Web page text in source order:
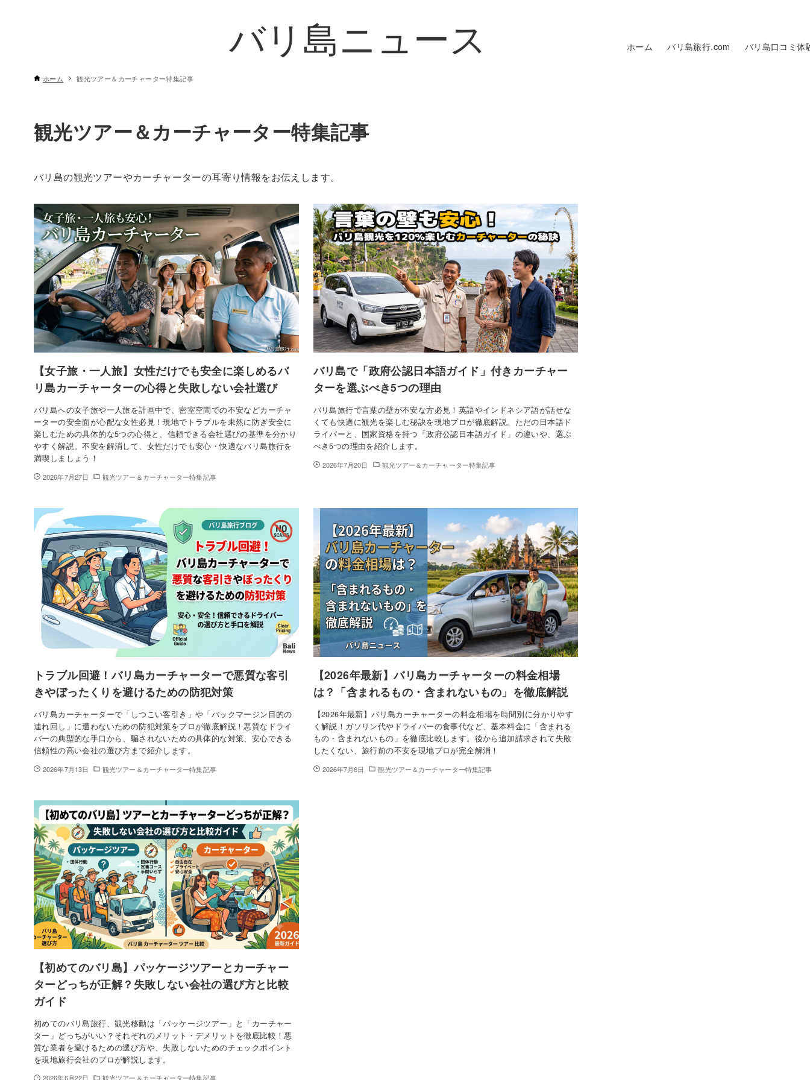
バリ島ニュース ホーム バリ島旅行.com バリ島口コミ体
ホーム 観光ツアー＆カーチャーター特集記事
観光ツアー＆カーチャーター特集記事
バリ島の観光ツアーやカーチャーターの耳寄り情報をお伝えします。
【女子旅・一人旅】女性だけでも安全に楽しめるバ
リ島カーチャーターの心得と失敗しない会社選び
バリ島への女子旅や一人旅を計画中で、密室空間での不安などカーチャ
ーターの安全面が心配な女性必見！現地でトラブルを未然に防ぎ安全に
楽しむための具体的な5つの心得と、信頼できる会社選びの基準を分かり
やすく解説。不安を解消して、女性だけでも安心・快適なバリ島旅行を
満喫しましょう！
2026年7月27日 観光ツアー＆カーチャーター特集記事
バリ島で「政府公認日本語ガイド」付きカーチャー
ターを選ぶべき5つの理由
バリ島旅行で言葉の壁が不安な方必見！英語やインドネシア語が話せな
くても快適に観光を楽しむ秘訣を現地プロが徹底解説。ただの日本語ド
ライバーと、国家資格を持つ「政府公認日本語ガイド」の違いや、選ぶ
べき5つの理由を紹介します。
2026年7月20日 観光ツアー＆カーチャーター特集記事
トラブル回避！バリ島カーチャーターで悪質な客引
きやぼったくりを避けるための防犯対策
バリ島カーチャーターで「しつこい客引き」や「バックマージン目的の
連れ回し」に遭わないための防犯対策をプロが徹底解説！悪質なドライ
バーの典型的な手口から、騙されないための具体的な対策、安心できる
信頼性の高い会社の選び方まで紹介します。
2026年7月13日 観光ツアー＆カーチャーター特集記事
【2026年最新】バリ島カーチャーターの料金相場
は？「含まれるもの・含まれないもの」を徹底解説
【2026年最新】バリ島カーチャーターの料金相場を時間別に分かりやす
く解説！ガソリン代やドライバーの食事代など、基本料金に「含まれる
もの・含まれないもの」を徹底比較します。後から追加請求されて失敗
したくない、旅行前の不安を現地プロが完全解消！
2026年7月6日 観光ツアー＆カーチャーター特集記事
【初めてのバリ島】パッケージツアーとカーチャー
ターどっちが正解？失敗しない会社の選び方と比較
ガイド
初めてのバリ島旅行、観光移動は「パッケージツアー」と「カーチャー
ター」どっちがいい？それぞれのメリット・デメリットを徹底比較！悪
質な業者を避けるための選び方や、失敗しないためのチェックポイント
を現地旅行会社のプロが解説します。
2026年6月22日 観光ツアー＆カーチャーター特集記事